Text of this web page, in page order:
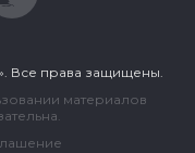
Все права защищены.
материалов